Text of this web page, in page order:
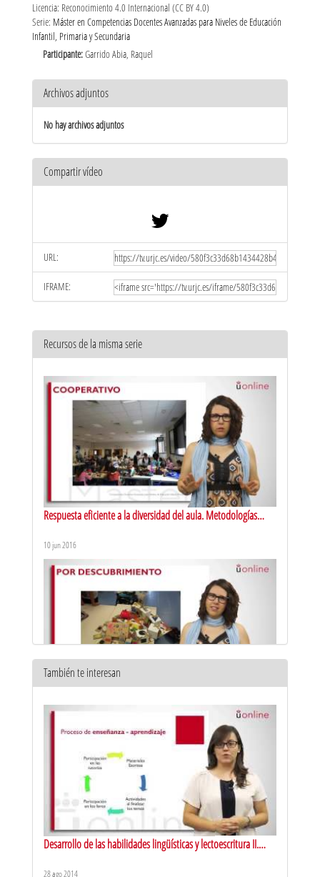
Licencia: Reconocimiento 4.0 Internacional (CC BY 4.0)
Serie: Máster en Competencias Docentes Avanzadas para Niveles de Educación
Infantil, Primaria y Secundaria
Participante:Garrido Abia, Raquel
Archivos adjuntos
No hay archivos adjuntos
Compartir vídeo
URL:
IFRAME:
Recursos de la misma serie
Respuesta eficiente a la diversidad del aula. Metodologías
10 jun 2016
activas de aprendizaje: aprendizaje por descubrimiento
10 jun 2016
También te interesan
Desarrollo de las habilidades lingüísticas y lectoescritura II.
28 ago 2014